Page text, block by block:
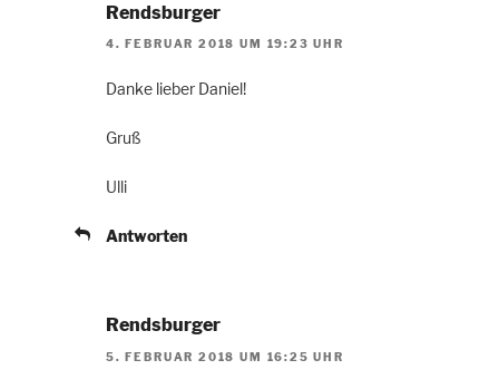
Rendsburger
4. FEBRUAR 2018 UM 19:23 UHR
Danke lieber Daniel!
Gruß
Ulli
Antworten
Rendsburger
5. FEBRUAR 2018 UM 16:25 UHR